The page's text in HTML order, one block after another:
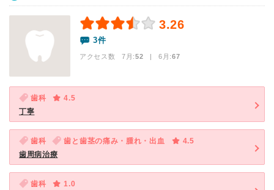
3.26
3件
アクセス数 7月:52 | 6月:67
歯科
4.5
丁寧
歯科 歯と歯茎の痛み・腫れ・出血
4.5
歯周病治療
歯科
1.0